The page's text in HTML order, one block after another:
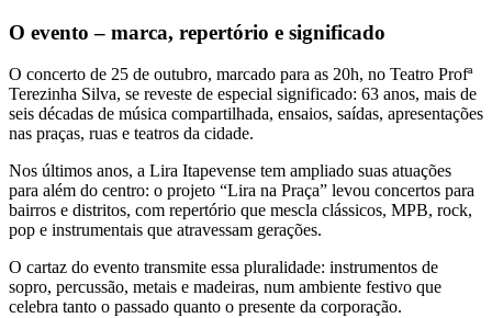
O evento – marca, repertório e significado
O concerto de 25 de outubro, marcado para as 20h, no Teatro Profª
Terezinha Silva, se reveste de especial significado: 63 anos, mais de
seis décadas de música compartilhada, ensaios, saídas, apresentações
nas praças, ruas e teatros da cidade.
Nos últimos anos, a Lira Itapevense tem ampliado suas atuações
para além do centro: o projeto “Lira na Praça” levou concertos para
bairros e distritos, com repertório que mescla clássicos, MPB, rock,
pop e instrumentais que atravessam gerações.
O cartaz do evento transmite essa pluralidade: instrumentos de
sopro, percussão, metais e madeiras, num ambiente festivo que
celebra tanto o passado quanto o presente da corporação.